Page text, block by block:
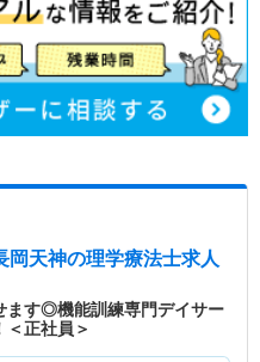
岡天神の理学療法士求人
ます◎機能訓練専門デイサー
＜正社員＞